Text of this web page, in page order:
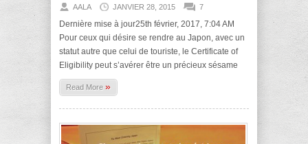
AALA JANVIER 28, 2015 7
Dernière mise à jour25th février, 2017, 7:04 AM
Pour ceux qui désire se rendre au Japon, avec un
statut autre que celui de touriste, le Certificate of
Eligibility peut s’avérer être un précieux sésame
Read More »